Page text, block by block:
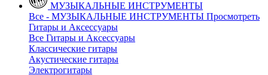
МУЗЫКАЛЬНЫЕ ИНСТРУМЕНТЫ
Все - МУЗЫКАЛЬНЫЕ ИНСТРУМЕНТЫ Просмотреть
Гитары и Аксессуары
Все Гитары и Аксессуары
Классические гитары
Акустические гитары
Электрогитары